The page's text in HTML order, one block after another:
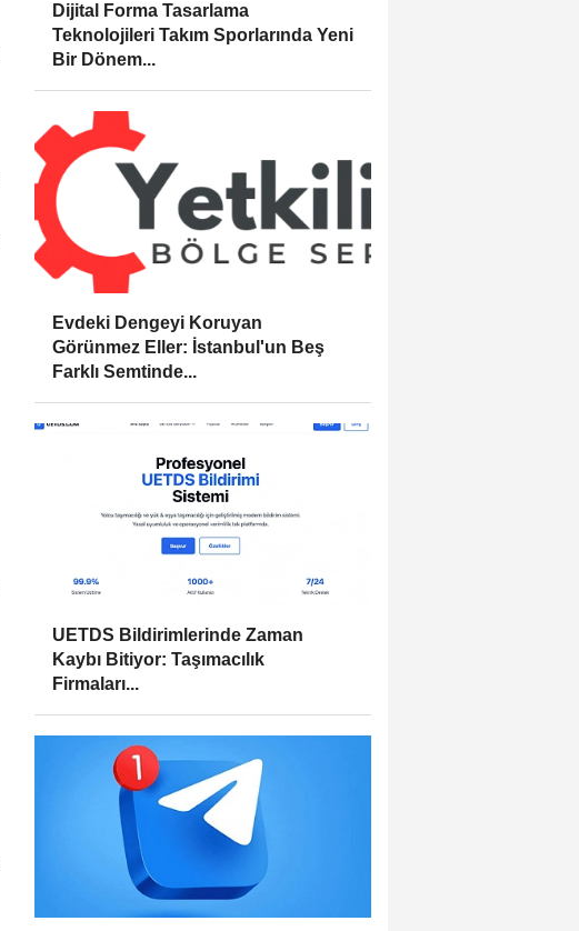
Dijital Forma Tasarlama
Teknolojileri Takım Sporlarında Yeni
Bir Dönem...
Evdeki Dengeyi Koruyan
Görünmez Eller: İstanbul'un Beş
Farklı Semtinde...
UETDS Bildirimlerinde Zaman
Kaybı Bitiyor: Taşımacılık
Firmaları...